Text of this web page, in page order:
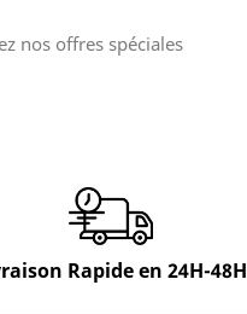
nos offres spéciales
Rapide en 24H-48H